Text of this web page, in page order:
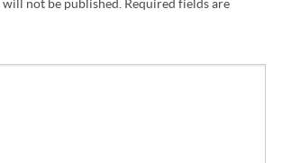
not be published. Required fields are